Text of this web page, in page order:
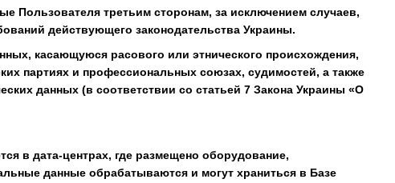
Пользователя третьим сторонам, за исключением случаев,
действующего законодательства Украины.
касающуюся расового или этнического происхождения,
партиях и профессиональных союзах, судимостей, а также
данных (в соответствии со статьей 7 Закона Украины «О
в дата-центрах, где размещено оборудование,
данные обрабатываются и могут храниться в Базе